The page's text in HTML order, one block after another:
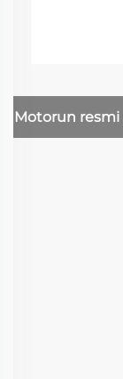
Motorun resmi